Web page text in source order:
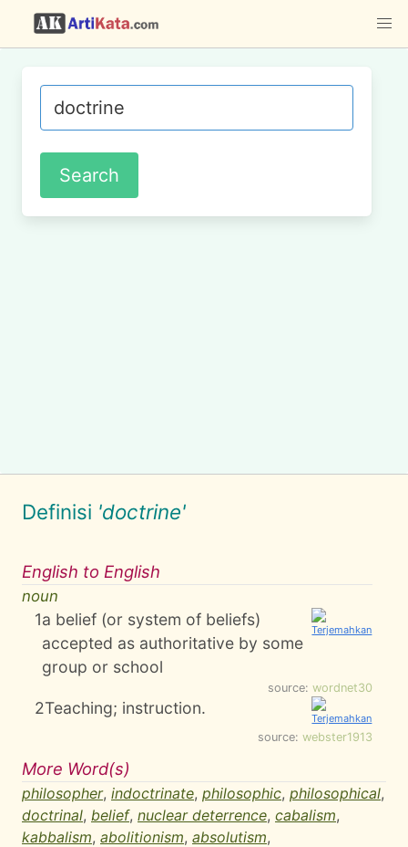
Definisi 'doctrine'
English to English
noun
1a belief (or system of beliefs)
accepted as authoritative by some
group or school
source: wordnet30
2Teaching; instruction.
source: webster1913
More Word(s)
philosopher, indoctrinate, philosophic, philosophical,
doctrinal, belief, nuclear deterrence, cabalism,
kabbalism, abolitionism, absolutism,